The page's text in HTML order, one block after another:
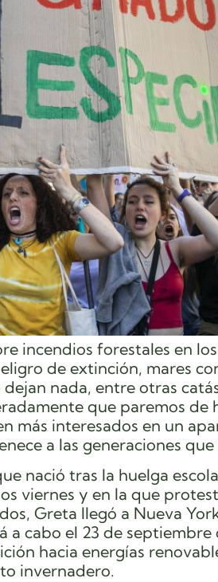
incendios forestales en
de extinción, mares
nada, entre otras
que paremos de
más interesados en un
a las generaciones que
nació tras la huelga
viernes y en la que
Greta llegó a Nueva
a cabo el 23 de
hacia energías
invernadero.